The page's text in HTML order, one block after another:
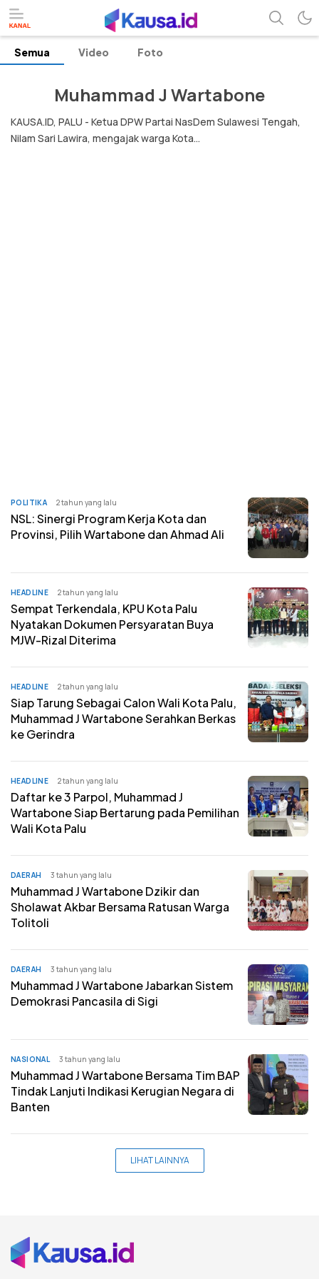
kausa
menuntaskan makna berita
Semua Video Foto
Muhammad J Wartabone
KAUSA.ID, PALU - Ketua DPW Partai NasDem Sulawesi Tengah,
Nilam Sari Lawira, mengajak warga Kota...
POLITIKA 2 tahun yang lalu
NSL: Sinergi Program Kerja Kota dan
Provinsi, Pilih Wartabone dan Ahmad Ali
HEADLINE 2 tahun yang lalu
Sempat Terkendala, KPU Kota Palu
Nyatakan Dokumen Persyaratan Buya
MJW-Rizal Diterima
HEADLINE 2 tahun yang lalu
Siap Tarung Sebagai Calon Wali Kota Palu,
Muhammad J Wartabone Serahkan Berkas
ke Gerindra
HEADLINE 2 tahun yang lalu
Daftar ke 3 Parpol, Muhammad J
Wartabone Siap Bertarung pada Pemilihan
Wali Kota Palu
DAERAH 3 tahun yang lalu
Muhammad J Wartabone Dzikir dan
Sholawat Akbar Bersama Ratusan Warga
Tolitoli
DAERAH 3 tahun yang lalu
Muhammad J Wartabone Jabarkan Sistem
Demokrasi Pancasila di Sigi
NASIONAL 3 tahun yang lalu
Muhammad J Wartabone Bersama Tim BAP
Tindak Lanjuti Indikasi Kerugian Negara di
Banten
LIHAT LAINNYA